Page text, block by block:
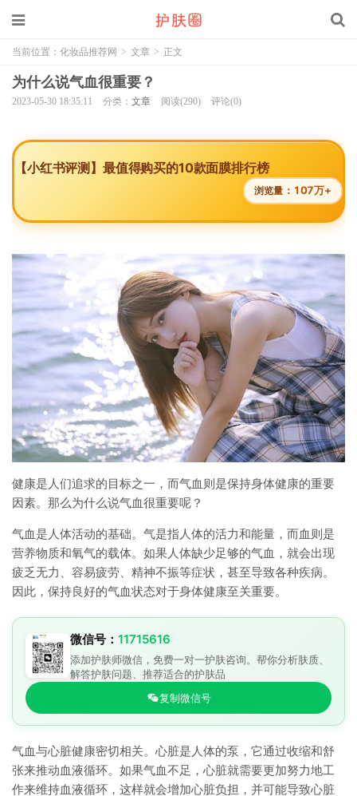
当前位置： 化妆品推荐网 > 文章 > 正文
为什么说气血很重要？
2023-05-30 18:35:11 分类： 文章 阅读(290) 评论(0)
【小红书评测】最值得购买的10款面膜排行榜
浏览量： 107万+
健康是人们追求的目标之一，而气血则是保持身体健康的重要
因素。那么为什么说气血很重要呢？
气血是人体活动的基础。气是指人体的活力和能量，而血则是
营养物质和氧气的载体。如果人体缺少足够的气血，就会出现
疲乏无力、容易疲劳、精神不振等症状，甚至导致各种疾病。
因此，保持良好的气血状态对于身体健康至关重要。
微信号： 11715616
添加护肤师微信，免费一对一护肤咨询。帮你分析肤质、
解答护肤问题、推荐适合的护肤品
复制微信号
气血与心脏健康密切相关。心脏是人体的泵，它通过收缩和舒
张来推动血液循环。如果气血不足，心脏就需要更加努力地工
作来维持血液循环，这样就会增加心脏负担，并可能导致心脏